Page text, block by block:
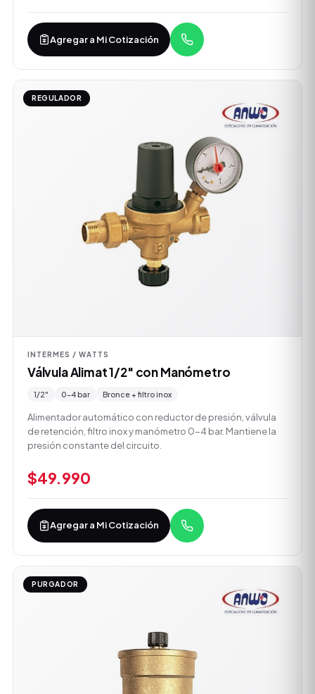
Agregar a Mi Cotización
REGULADOR
INTERMES / WATTS
Válvula Alimat 1/2" con Manómetro
1/2" 0–4 bar Bronce + filtro inox
Alimentador automático con reductor de presión, válvula
de retención, filtro inox y manómetro 0-4 bar. Mantiene la
presión constante del circuito.
$49.990
Agregar a Mi Cotización
PURGADOR